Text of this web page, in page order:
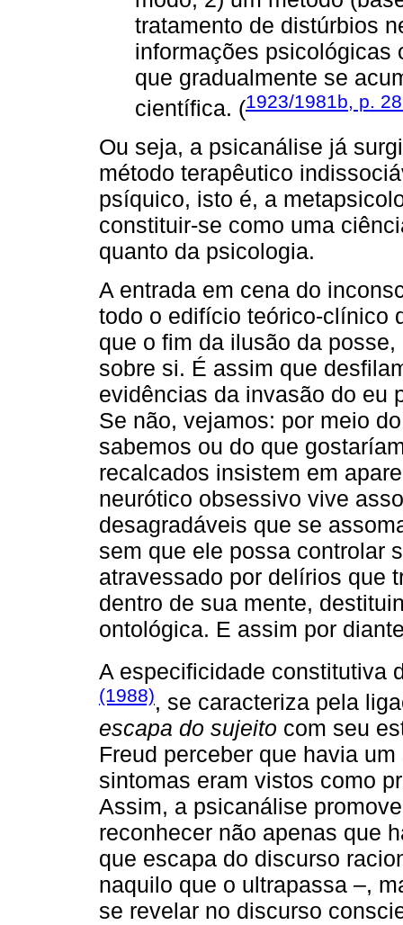
tratamento de distúrbios
informações psicológicas
que gradualmente se
científica. (1923/1981b, p.
Ou seja, a psicanálise já
método terapêutico
psíquico, isto é, a
constituir-se como uma
quanto da psicologia.
A entrada em cena do
todo o edifício teórico-clínico
que o fim da ilusão da
sobre si. É assim que
evidências da invasão do eu
Se não, vejamos: por meio
sabemos ou do que
recalcados insistem em
neurótico obsessivo vive
desagradáveis que se
sem que ele possa controlar
atravessado por delírios que
dentro de sua mente,
ontológica. E assim por
A especificidade constitutiva
(1988), se caracteriza pela
escapa do sujeito com seu
Freud perceber que havia
sintomas eram vistos como
Assim, a psicanálise
reconhecer não apenas que
que escapa do discurso
naquilo que o ultrapassa –,
se revelar no discurso